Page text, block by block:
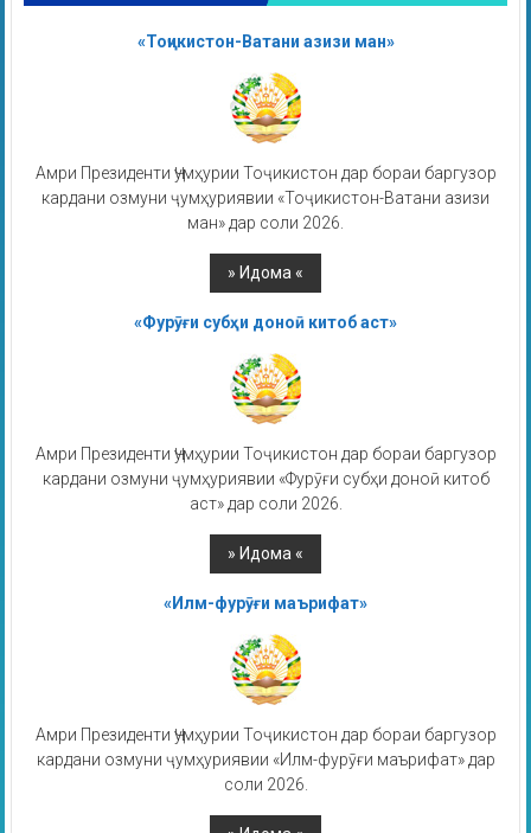
«Тоҷикистон-Ватани азизи ман»
Амри Президенти Ҷумҳурии Тоҷикистон дар бораи баргузор
кардани озмуни ҷумҳуриявии «Тоҷикистон-Ватани азизи
ман» дар соли 2026.
«Фурӯғи субҳи доноӣ китоб аст»
Амри Президенти Ҷумҳурии Тоҷикистон дар бораи баргузор
кардани озмуни ҷумҳуриявии «Фурӯғи субҳи доноӣ китоб
аст» дар соли 2026.
«Илм-фурӯғи маърифат»
Амри Президенти Ҷумҳурии Тоҷикистон дар бораи баргузор
кардани озмуни ҷумҳуриявии «Илм-фурӯғи маърифат» дар
соли 2026.